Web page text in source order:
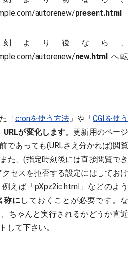
autorenew/present.html
より後なら、
autorenew/new.htmlへ転
「cronを使う方法 」や「CGIを使う
URLが変化します。更新用のページ
であっても(URLさえ分かれば)閲覧
た、(指定時刻後には直接閲覧でき
セスを拒否する設定にはしておけ
えば「pXpz2ic.html」などのよう
称に しておくことが必要です。な
ちゃんと実行されるかどうか直近
して下さい。